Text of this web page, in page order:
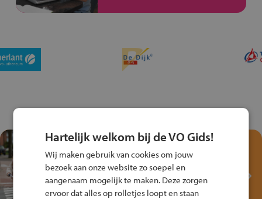
Test je kennis met het
Fiets Veilig
Verkeersspel!
Speel het Fiets Veilig Verkeersspel
Hartelijk welkom bij de VO Gids!
Wij maken gebruik van cookies om jouw
bezoek aan onze website zo soepel en
aangenaam mogelijk te maken. Deze zorgen
ervoor dat alles op rolletjes loopt en staan